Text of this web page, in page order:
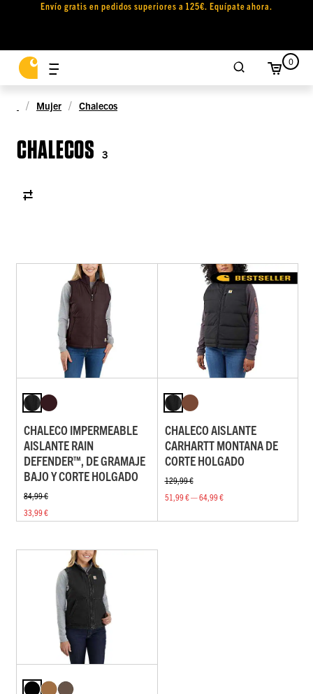
Envío gratis en pedidos superiores a 125€. Equípate ahora.
0
Mujer Chalecos
CHALECOS 3
CHALECO IMPERMEABLE
AISLANTE RAIN
DEFENDER™, DE GRAMAJE
BAJO Y CORTE HOLGADO
84,99 €
33,99 €
CHALECO AISLANTE
CARHARTT MONTANA DE
CORTE HOLGADO
129,99 €
51,99 € — 64,99 €